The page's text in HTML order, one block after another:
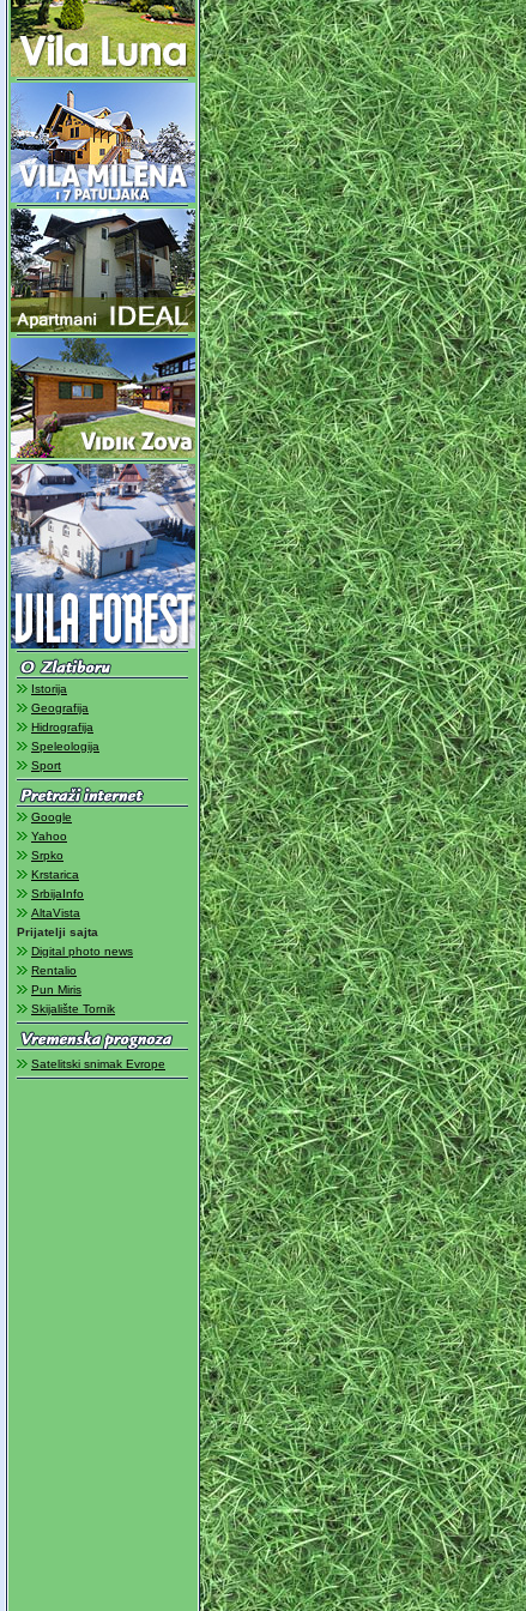
Istorija
Geografija
Hidrografija
Speleologija
Sport
Google
Yahoo
Srpko
Krstarica
SrbijaInfo
AltaVista
Prijatelji sajta
Digital photo news
Rentalio
Pun Miris
Skijalište Tornik
Satelitski snimak Evrope